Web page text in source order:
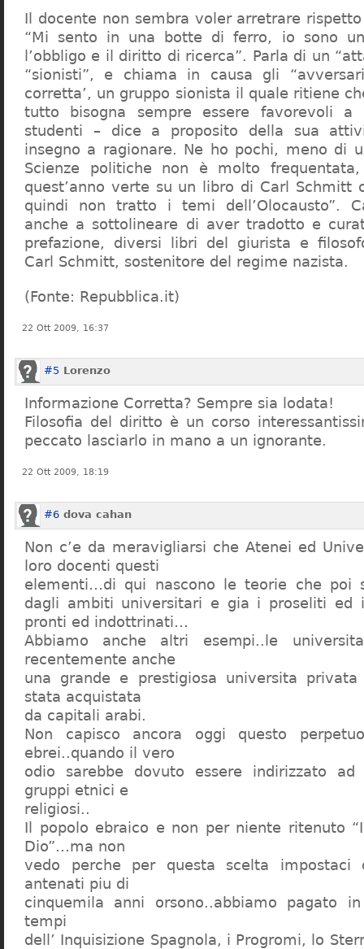
Il docente non sembra voler arretrare
“Mi sento in una botte di ferro, io sono
l’obbligo e il diritto di ricerca”. Parla di un
“sionisti”, e chiama in causa gli
corretta’, un gruppo sionista il quale ritiene
tutto bisogna sempre essere favorevoli a
studenti – dice a proposito della sua
insegno a ragionare. Ne ho pochi, meno di
Scienze politiche non è molto
quest’anno verte su un libro di Carl Schmitt
quindi non tratto i temi dell’Olocausto”.
anche a sottolineare di aver tradotto e
prefazione, diversi libri del giurista e
Carl Schmitt, sostenitore del regime nazista.
(Fonte: Repubblica.it)
22 Ott 2009, 16:37
#5 Lorenzo
Informazione Corretta? Sempre sia lodata!
Filosofia del diritto è un corso
peccato lasciarlo in mano a un ignorante.
22 Ott 2009, 18:19
#6 dova cahan
Non c’e da meravigliarsi che Atenei ed
loro docenti questi
elementi…di qui nascono le teorie che poi
dagli ambiti universitari e gia i proseliti ed
pronti ed indottrinati…
Abbiamo anche altri esempi..le
recentemente anche
una grande e prestigiosa universita
stata acquistata
da capitali arabi.
Non capisco ancora oggi questo
ebrei..quando il vero
odio sarebbe dovuto essere indirizzato
gruppi etnici e
religiosi..
Il popolo ebraico e non per niente ritenuto
Dio”…ma non
vedo perche per questa scelta
antenati piu di
cinquemila anni orsono..abbiamo pagato
tempi
dell’ Inquisizione Spagnola, i Progromi, lo